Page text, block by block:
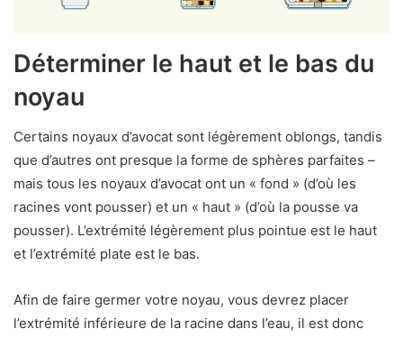
Déterminer le haut et le bas du
noyau
Certains noyaux d’avocat sont légèrement oblongs, tandis
que d’autres ont presque la forme de sphères parfaites –
mais tous les noyaux d’avocat ont un « fond » (d’où les
racines vont pousser) et un « haut » (d’où la pousse va
pousser). L’extrémité légèrement plus pointue est le haut
et l’extrémité plate est le bas.
Afin de faire germer votre noyau, vous devrez placer
l’extrémité inférieure de la racine dans l’eau, il est donc